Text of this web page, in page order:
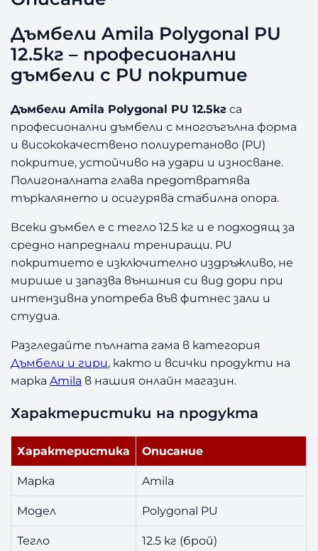
б
л
и
A
m
l
a
P
o
l
y
o
n
P
U
1
.
5
к
Дъмбели Amila Polygonal PU
12.5кг – професионални
дъмбели с PU покритие
Дъмбели Amila Polygonal PU 12.5кг са
професионални дъмбели с многоъгълна форма
и висококачествено полиуретаново (PU)
покритие, устойчиво на удари и износване.
Полигоналната глава предотвратява
търкалянето и осигурява стабилна опора.
Всеки дъмбел е с тегло 12.5 кг и е подходящ за
средно напреднали трениращи. PU
покритието е изключително издръжливо, не
мирише и запазва външния си вид дори при
интензивна употреба във фитнес зали и
студиа.
Разгледайте пълната гама в категория
Дъмбели и гири, както и всички продукти на
маркаAmila в нашия онлайн магазин.
Характеристики на продукта
Характеристика Описание
Марка Amila
Модел Polygonal PU
Тегло 12.5 кг (брой)